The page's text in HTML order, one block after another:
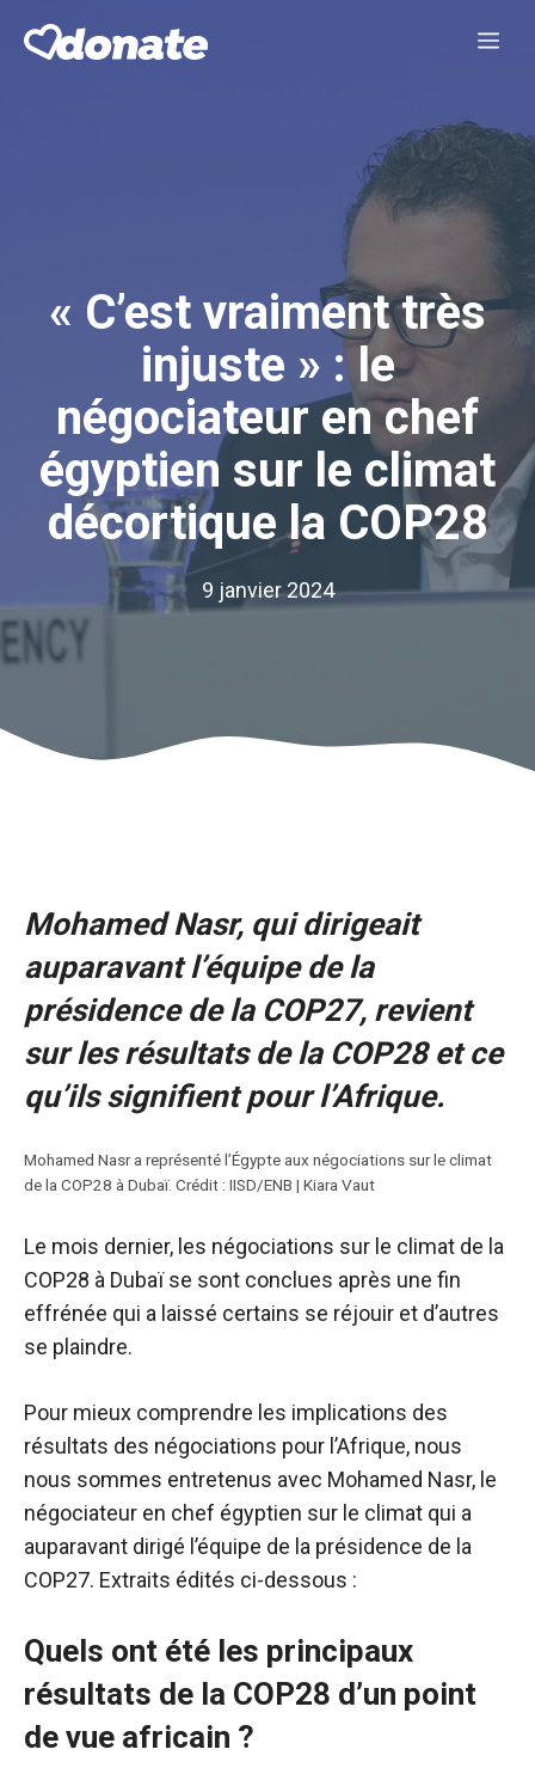
« C’est vraiment très
injuste » : le
négociateur en chef
égyptien sur le climat
décortique la COP28
9 janvier 2024
Mohamed Nasr, qui dirigeait
auparavant l’équipe de la
présidence de la COP27, revient
sur les résultats de la COP28 et ce
qu’ils signifient pour l’Afrique.
Mohamed Nasr a représenté l’Égypte aux négociations sur le climat
de la COP28 à Dubaï. Crédit : IISD/ENB | Kiara Vaut
Le mois dernier, les négociations sur le climat de la
COP28 à Dubaï se sont conclues après une fin
effrénée qui a laissé certains se réjouir et d’autres
se plaindre.
Pour mieux comprendre les implications des
résultats des négociations pour l’Afrique, nous
nous sommes entretenus avec Mohamed Nasr, le
négociateur en chef égyptien sur le climat qui a
auparavant dirigé l’équipe de la présidence de la
COP27. Extraits édités ci-dessous :
Quels ont été les principaux
résultats de la COP28 d’un point
de vue africain ?